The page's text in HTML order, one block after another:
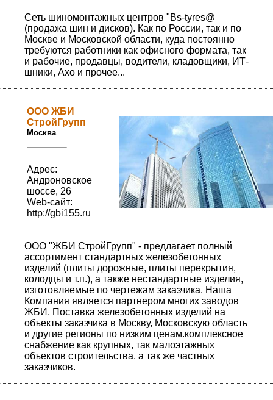
Сеть шиномонтажных центров "Bs-tyres@
(продажа шин и дисков). Как по России, так и по
Москве и Московской области, куда постоянно
требуются работники как офисного формата, так
и рабочие, продавцы, водители, кладовщики, ИТ-
шники, Ахо и прочее...
ООО ЖБИ
СтройГрупп
Москва
Адрес:
Андроновское
шоссе, 26
Web-сайт:
http://gbi155.ru
ООО "ЖБИ СтройГрупп" - предлагает полный
ассортимент стандартных железобетонных
изделий (плиты дорожные, плиты перекрытия,
колодцы и т.п.), а также нестандартные изделия,
изготовляемые по чертежам заказчика. Наша
Компания является партнером многих заводов
ЖБИ. Поставка железобетонных изделий на
объекты заказчика в Москву, Московскую область
и другие регионы по низким ценам.комплексное
снабжение как крупных, так малоэтажных
объектов строительства, а так же частных
заказчиков.